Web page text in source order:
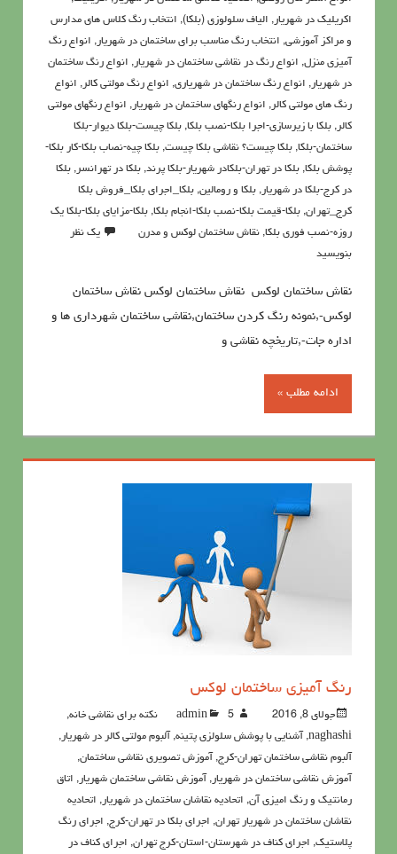
اکريليک در شهریار, الیاف سلولوزی (بلکا), انتخاب رنگ کلاس های مدارس
و مراکز آموزشی, انتخاب رنگ مناسب برای ساختمان در شهریار, انواع رنگ
آمیزی منزل, انواع رنگ در نقاشی ساختمان در شهریار, انواع رنگ ساختمان
در شهریار, انواع رنگ ساختمان در شهریاری, انواع رنگ مولتی کالر, انواع
رنگ های مولتی کالر, انواع رنگهای ساختمان در شهریار, انواع رنگهای مولتی
کالر, بلکا با زیرسازی-اجرا بلکا-نصب بلکا, بلکا چیست-بلکا دیوار-بلکا
ساختمان-بلکا, بلکا چیست؟ نقاشی بلکا چیست, بلکا چیه-نصاب بلکا-کار بلکا-
پوشش بلکا, بلکا در تهران-بلکادر شهریار-بلکا پرند, بلکا در تهرانسر, بلکا
در کرج-بلکا در شهریار, بلکا و رومالین, بلکا_اجرای بلکا_فروش بلکا
کرج_تهران, بلکا-قیمت بلکا-نصب بلکا-انجام بلکا, بلکا-مزایای بلکا-بلکا یک
روزه-نصب فوری بلکا, نقاش ساختمان لوكس و مدرن
یک نظر
بنویسید
نقاش ساختمان لوكس نقاش ساختمان لوكس نقاش ساختمان
لوكس-,نمونه رنگ کردن ساختمان,نقاشی ساختمان شهرداری ها و
اداره جات-,تاریخچه نقاشی و
ادامه مطلب »
رنگ آمیزی ساختمان لوکس
جولای 8, 2016 admin 5نکته برای نقاشی خانه
,
naghashi
, آشنايي با پوشش سلولزي پتينه, آلبوم مولتی کالر در شهریار,
آلبوم نقاشی ساختمان تهران-کرج, آموزش تصویری نقاشی ساختمان,
آموزش نقاشی ساختمان در شهریار, آموزش نقاشی ساختمان شهریار, اتاق
رمانتیک و رنگ امیزی آن, اتحادیه نقاشان ساختمان در شهریار, اتحادیه
نقاشان ساختمان در شهریار تهران, اجرای بلکا در تهران-کرج, اجرای رنگ
پلاستیک, اجرای کناف در شهرستان-استان-کرج تهران, اجرای کناف در